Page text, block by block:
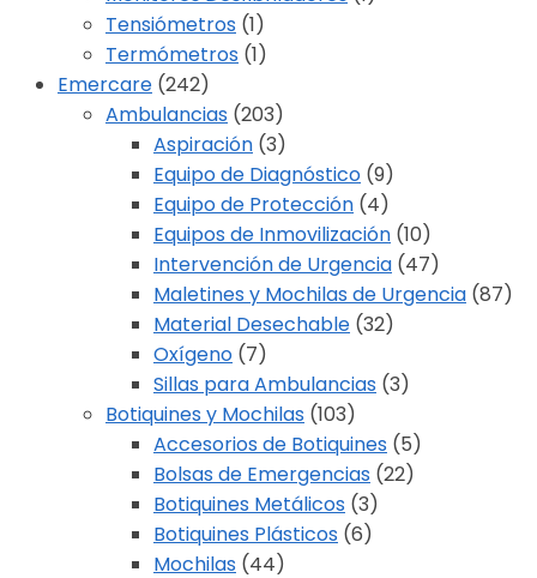
Tensiómetros (1)
Termómetros (1)
Emercare (242)
Ambulancias (203)
Aspiración (3)
Equipo de Diagnóstico (9)
Equipo de Protección (4)
Equipos de Inmovilización (10)
Intervención de Urgencia (47)
Maletines y Mochilas de Urgencia (87)
Material Desechable (32)
Oxígeno (7)
Sillas para Ambulancias (3)
Botiquines y Mochilas (103)
Accesorios de Botiquines (5)
Bolsas de Emergencias (22)
Botiquines Metálicos (3)
Botiquines Plásticos (6)
Mochilas (44)